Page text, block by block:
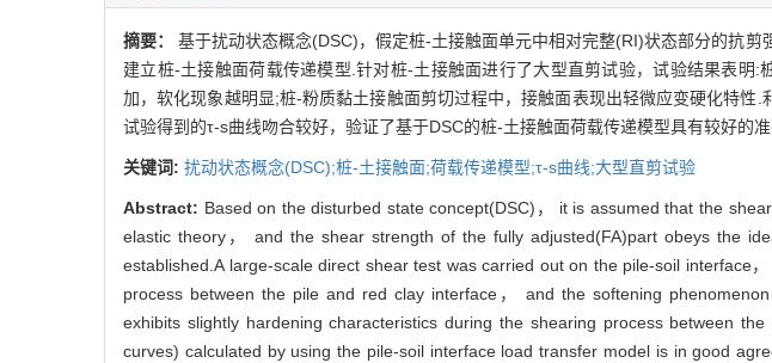
摘要：基于扰动状态概念(DSC)，假定桩-土接触面单元中相对完整(RI)状态部分的抗
建立桩-土接触面荷载传递模型.针对桩-土接触面进行了大型直剪试验，试验结果表
加，软化现象越明显;桩-粉质黏土接触面剪切过程中，接触面表现出轻微应变硬化特
试验得到的τ-s曲线吻合较好，验证了基于DSC的桩-土接触面荷载传递模型具有较好的
关键词: 扰动状态概念(DSC);桩-土接触面;荷载传递模型;τ-s曲线;大型直剪试验
Abstract: Based on the disturbed state concept(DSC)， it is assumed that the
elastic theory， and the shear strength of the fully adjusted(FA)part obeys the
established.A large-scale direct shear test was carried out on the pile-soil interface
process between the pile and red clay interface， and the softening
exhibits slightly hardening characteristics during the shearing process between
curves) calculated by using the pile-soil interface load transfer model is in good